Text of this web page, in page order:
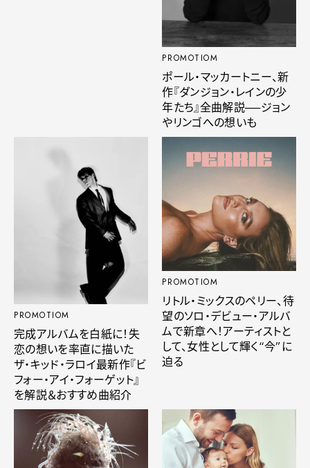
PROMOTIOM
ポール・マッカートニー、新
作『ダンジョン・レインの少
年たち』全曲解説──ジョン
やリンゴへの想いも
PROMOTIOM
完成アルバムを白紙に！失
恋の想いを率直に描いた
ザ・キッド・ラロイ最新作『ビ
フォー・アイ・フォーゲット』
を解説＆おすすめ曲紹介
PROMOTIOM
リトル・ミックスのペリー、待
望のソロ・デビュー・アルバ
ムで新章へ！アーティストと
して、女性として輝く“今”に
迫る